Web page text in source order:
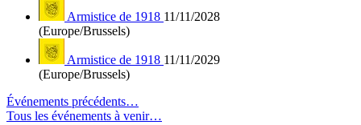
Armistice de 1918 11/11/2028
(Europe/Brussels)
Armistice de 1918 11/11/2029
(Europe/Brussels)
Événements précédents…
Tous les événements à venir…